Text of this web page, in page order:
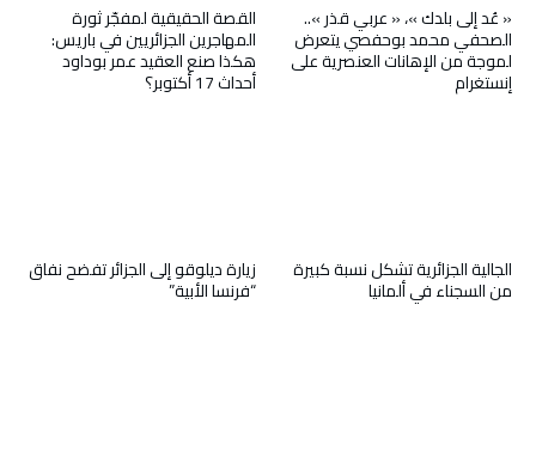
القصة الحقيقية لمفجّر ثورة
المهاجرين الجزائريين في باريس:
هكذا صنع العقيد عمر بوداود
أحداث 17 أكتوبر؟
« عُد إلى بلدك »، « عربي قذر »..
الصحفي محمد بوحفصي يتعرض
لموجة من الإهانات العنصرية على
إنستغرام
زيارة ديلوقو إلى الجزائر تفضح نفاق
“فرنسا الأبية”
الجالية الجزائرية تشكل نسبة كبيرة
من السجناء في ألمانيا